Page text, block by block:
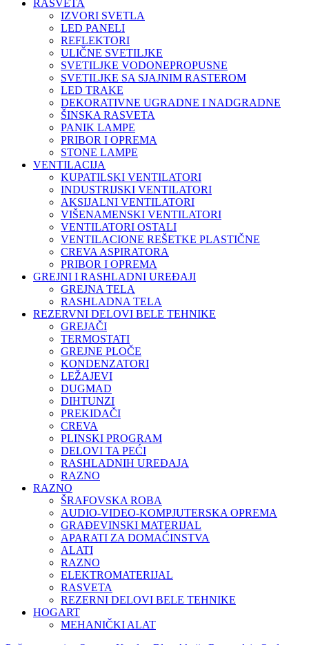
RASVETA
IZVORI SVETLA
LED PANELI
REFLEKTORI
ULIČNE SVETILJKE
SVETILJKE VODONEPROPUSNE
SVETILJKE SA SJAJNIM RASTEROM
LED TRAKE
DEKORATIVNE UGRADNE I NADGRADNE
ŠINSKA RASVETA
PANIK LAMPE
PRIBOR I OPREMA
STONE LAMPE
VENTILACIJA
KUPATILSKI VENTILATORI
INDUSTRIJSKI VENTILATORI
AKSIJALNI VENTILATORI
VIŠENAMENSKI VENTILATORI
VENTILATORI OSTALI
VENTILACIONE REŠETKE PLASTIČNE
CREVA ASPIRATORA
PRIBOR I OPREMA
GREJNI I RASHLADNI UREĐAJI
GREJNA TELA
RASHLADNA TELA
REZERVNI DELOVI BELE TEHNIKE
GREJAČI
TERMOSTATI
GREJNE PLOČE
KONDENZATORI
LEŽAJEVI
DUGMAD
DIHTUNZI
PREKIDAČI
CREVA
PLINSKI PROGRAM
DELOVI TA PEĆI
RASHLADNIH UREĐAJA
RAZNO
RAZNO
ŠRAFOVSKA ROBA
AUDIO-VIDEO-KOMPJUTERSKA OPREMA
GRAĐEVINSKI MATERIJAL
APARATI ZA DOMAĆINSTVA
ALATI
RAZNO
ELEKTROMATERIJAL
RASVETA
REZERNI DELOVI BELE TEHNIKE
HOGART
MEHANIČKI ALAT